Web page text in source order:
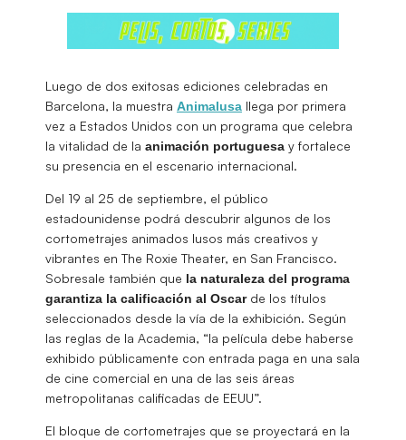
Luego de dos exitosas ediciones celebradas en
Barcelona, la muestra Animalusa llega por primera
vez a Estados Unidos con un programa que celebra
la vitalidad de la animación portuguesa y fortalece
su presencia en el escenario internacional.
Del 19 al 25 de septiembre, el público
estadounidense podrá descubrir algunos de los
cortometrajes animados lusos más creativos y
vibrantes en The Roxie Theater, en San Francisco.
Sobresale también que la naturaleza del programa
garantiza la calificación al Oscarde los títulos
seleccionados desde la vía de la exhibición. Según
las reglas de la Academia, “la película debe haberse
exhibido públicamente con entrada paga en una sala
de cine comercial en una de las seis áreas
metropolitanas calificadas de EEUU”.
El bloque de cortometrajes que se proyectará en la